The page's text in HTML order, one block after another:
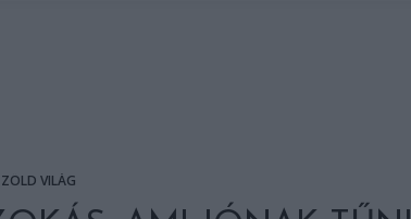
ZÖLD VILÁG